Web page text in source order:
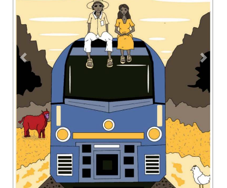
Contacto Directorio Aviso de privacidad
Copyright ©2026 Todos los derechos reservados | La Jornada
Maya